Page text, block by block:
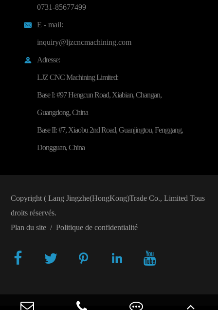
0731-85677499

E - mail:
inquiry@ljzcncmachining.com

Adresse:
LJZ CNC Machining Limited:
Base I: #97 Hengcun Road, Xiabian, Changan,
Guangdong, China
Base II: #7, Xiaobu 2nd Road, Guanjingtou, Fenggang,
Dongguan, China
Copyright ( Lang Jingzhe(HongKong)Trade Co., LimitedTous
droits réservés.
Plan du site/ Politique de confidentialité